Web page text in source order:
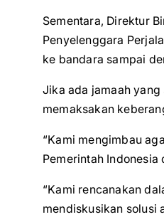
Sementara, Direktur
Penyelenggara
ke bandara sampai
Jika ada jamaah
memaksakan
“Kami mengimbau
Pemerintah
“Kami rencanakan
mendiskusikan solusi